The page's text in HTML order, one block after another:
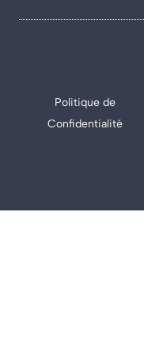
Politique de
Confidentialité